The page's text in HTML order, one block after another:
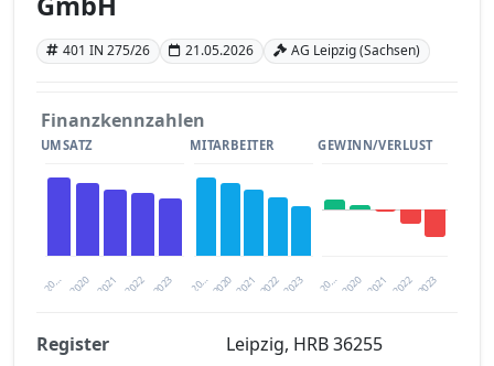
401 IN 275/26 21.05.2026 AG Leipzig (Sachsen)
Finanzkennzahlen
UMSATZ
20… 2021 2023
2020 2022
MITARBEITER
20… 2021 2023
2020 2022
GEWINN/VERLUST
20… 2021 2023
2020 2022
Register
Leipzig, HRB 36255